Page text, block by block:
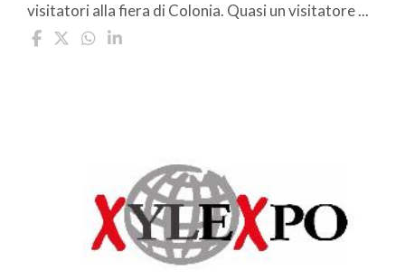
visitatori alla fiera di Colonia. Quasi un visitatore ...